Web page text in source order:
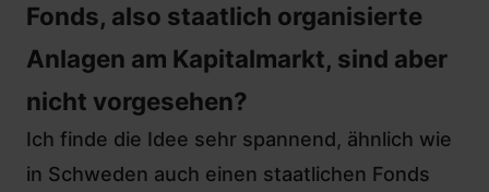
Fonds, also staatlich organisierte
Anlagen am Kapitalmarkt, sind aber
nicht vorgesehen?
Ich finde die Idee sehr spannend, ähnlich wie
in Schweden auch einen staatlichen Fonds